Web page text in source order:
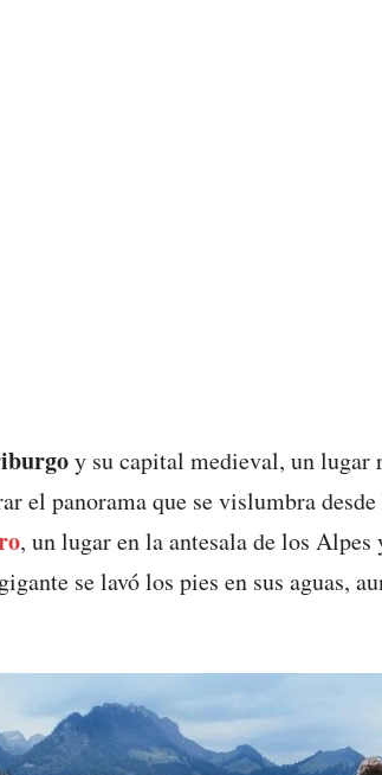
y su capital medieval, un lugar
el panorama que se vislumbra
, un lugar en la antesala de los
se lavó los pies en sus aguas,